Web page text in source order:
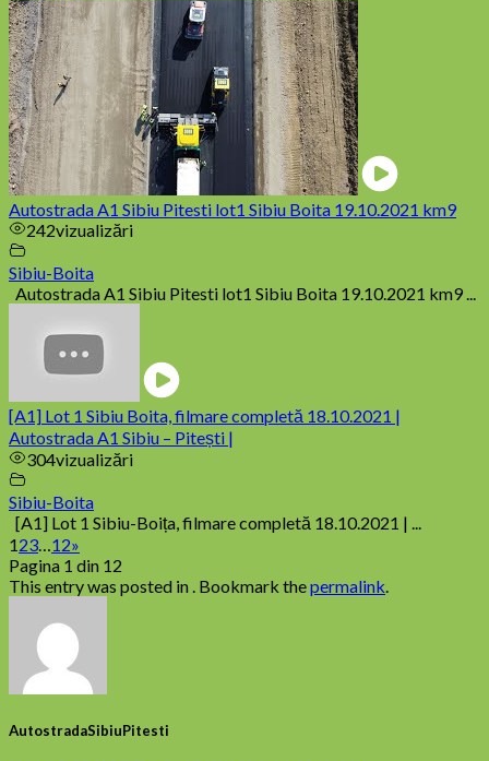
Autostrada A1 Sibiu Pitesti lot1 Sibiu Boita 19.10.2021 km9
242vizualizări
Sibiu-Boita
Autostrada A1 Sibiu Pitesti lot1 Sibiu Boita 19.10.2021 km9 ...
[A1] Lot 1 Sibiu Boita, filmare completă 18.10.2021 |
Autostrada A1 Sibiu – Pitești |
304vizualizări
Sibiu-Boita
[A1] Lot 1 Sibiu-Boița, filmare completă 18.10.2021 | ...
123 12»
Pagina 1 din 12
This entry was posted in . Bookmark thepermalink
AutostradaSibiuPitesti